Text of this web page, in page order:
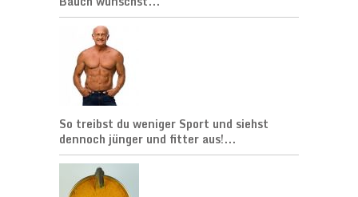
So treibst du weniger Sport und siehst
dennoch jünger und fitter aus!...